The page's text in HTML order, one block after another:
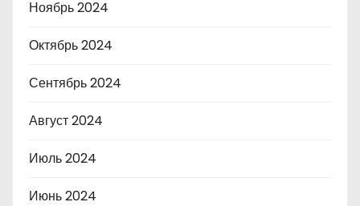
Ноябрь 2024
Октябрь 2024
Сентябрь 2024
Август 2024
Июль 2024
Июнь 2024